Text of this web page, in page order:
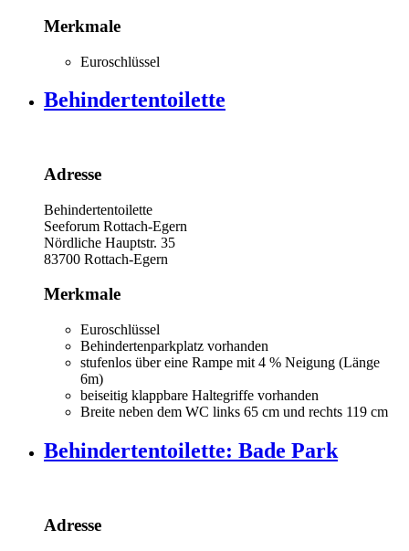
Merkmale
Euroschlüssel
Behindertentoilette
Adresse
Behindertentoilette
Seeforum Rottach-Egern
Nördliche Hauptstr. 35
83700 Rottach-Egern
Merkmale
Euroschlüssel
Behindertenparkplatz vorhanden
stufenlos über eine Rampe mit 4 % Neigung (Länge
6m)
beiseitig klappbare Haltegriffe vorhanden
Breite neben dem WC links 65 cm und rechts 119 cm
Behindertentoilette: Bade Park
Adresse